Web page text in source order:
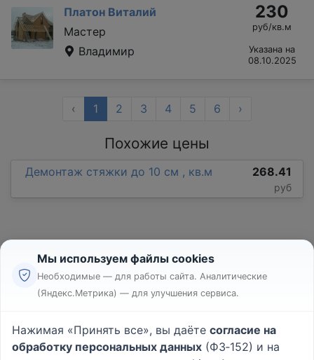
Платон Виталий
Мастер
Владимир
230
руб/кв.м
Указана на
08.10.2025
‹ 1 2 3 4 5 6 ›
Похожие цены
Демонтаж стяжки до 10 см , кв.м 268.41
руб
Реклама
Пользовательское соглашение
Политика конфиденциальности
Мы используем файлы cookies
Необходимые — для работы сайта. Аналитические
(Яндекс.Метрика) — для улучшения сервиса.
Нажимая «Принять все», вы даёте согласие на
обработку персональных данных (ФЗ‑152) и на